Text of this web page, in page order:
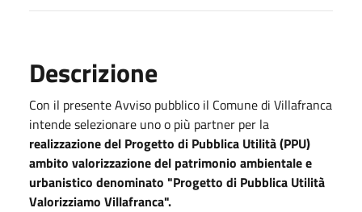
Descrizione
Con il presente Avviso pubblico il Comune di Villafranca
intende selezionare uno o più partner per la
realizzazione del Progetto di Pubblica Utilità (PPU)
ambito valorizzazione del patrimonio ambientale e
urbanistico denominato "Progetto di Pubblica Utilità
Valorizziamo Villafranca".